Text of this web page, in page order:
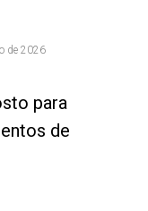
de 2026
para
de